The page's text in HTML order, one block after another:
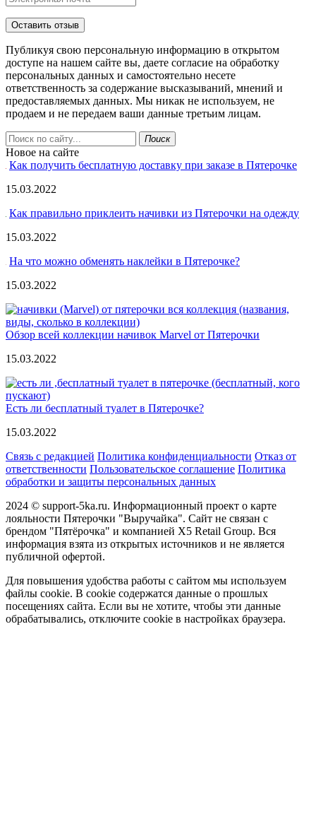
Публикуя свою персональную информацию в открытом
доступе на нашем сайте вы, даете согласие на обработку
персональных данных и самостоятельно несете
ответственность за содержание высказываний, мнений и
предоставляемых данных. Мы никак не используем, не
продаем и не передаем ваши данные третьим лицам.
Поиск
Новое на сайте
Как получить бесплатную доставку при заказе в Пятерочке
15.03.2022
Как правильно приклеить начивки из Пятерочки на одежду
15.03.2022
На что можно обменять наклейки в Пятерочке?
15.03.2022
Обзор всей коллекции начивок Marvel от Пятерочки
15.03.2022
Есть ли бесплатный туалет в Пятерочке?
15.03.2022
Связь с редакцией Политика конфиденциальности Отказ от
ответственности Пользовательское соглашение Политика
обработки и защиты персональных данных
2024 © support-5ka.ru. Информационный проект о карте
лояльности Пятерочки "Выручайка". Сайт не связан с
брендом "Пятёрочка" и компанией X5 Retail Group. Вся
информация взята из открытых источников и не является
публичной офертой.
Для повышения удобства работы с сайтом мы используем
файлы cookie. В cookie содержатся данные о прошлых
посещениях сайта. Если вы не хотите, чтобы эти данные
обрабатывались, отключите cookie в настройках браузера.